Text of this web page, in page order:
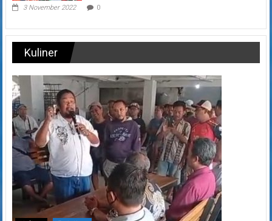
3 November 2022 0
Kuliner